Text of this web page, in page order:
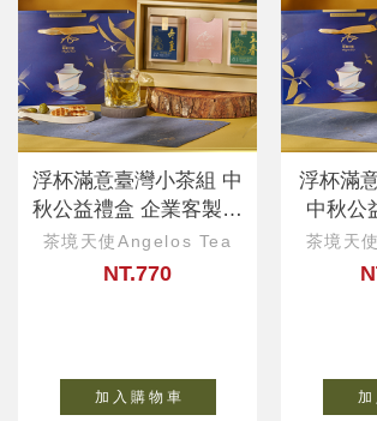
浮杯滿意臺灣小茶組 中
秋公益禮盒 企業客製、
ESG永續好禮
茶境天使Angelos Tea
NT.770
加 入 購 物 車
浮杯滿
中秋公
製、
茶境天
加